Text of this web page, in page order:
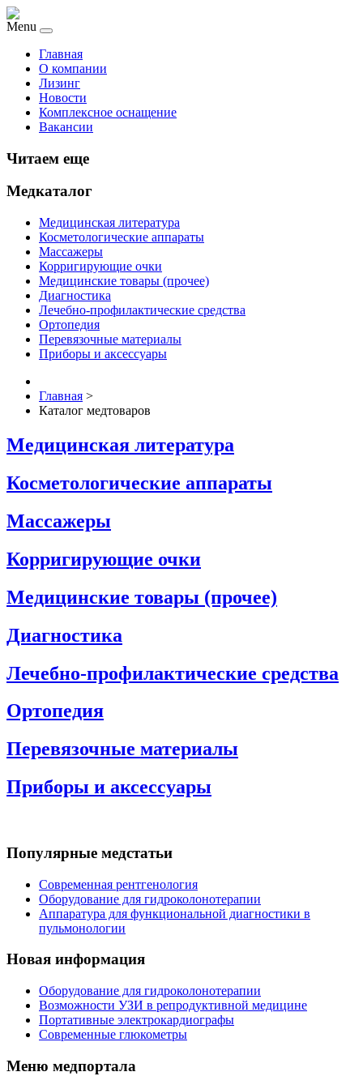
Menu
Главная
О компании
Лизинг
Новости
Комплексное оснащение
Вакансии
Читаем еще
Медкаталог
Медицинская литература
Косметологические аппараты
Массажеры
Корригирующие очки
Медицинские товары (прочее)
Диагностика
Лечебно-профилактические средства
Ортопедия
Перевязочные материалы
Приборы и аксессуары
Главная >
Каталог медтоваров
Медицинская литература
Косметологические аппараты
Массажеры
Корригирующие очки
Медицинские товары (прочее)
Диагностика
Лечебно-профилактические средства
Ортопедия
Перевязочные материалы
Приборы и аксессуары
Популярные медстатьи
Современная рентгенология
Оборудование для гидроколонотерапии
Аппаратура для функциональной диагностики в
пульмонологии
Новая информация
Оборудование для гидроколонотерапии
Возможности УЗИ в репродуктивной медицине
Портативные электрокардиографы
Современные глюкометры
Меню медпортала